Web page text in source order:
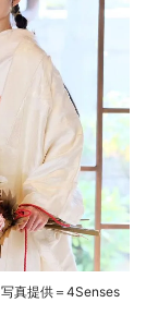
真提供＝4Senses